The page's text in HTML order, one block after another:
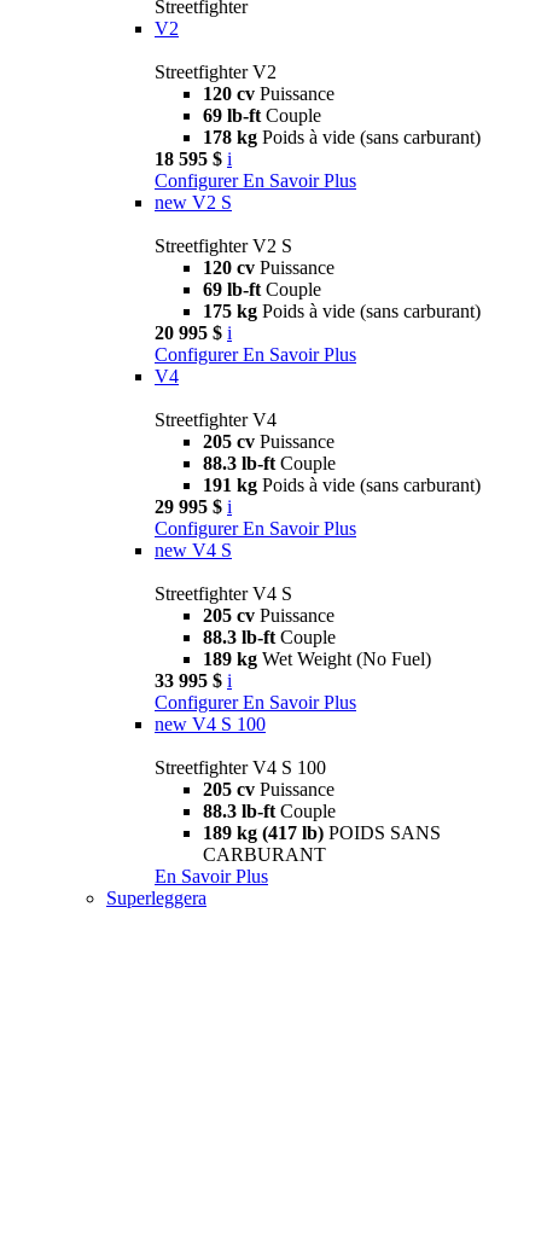
Streetfighter
V2
Streetfighter V2
120 cv Puissance
69 lb-ft Couple
178 kg Poids à vide (sans carburant)
18 595 $ i
Configurer En Savoir Plus
new V2 S
Streetfighter V2 S
120 cv Puissance
69 lb-ft Couple
175 kg Poids à vide (sans carburant)
20 995 $ i
Configurer En Savoir Plus
V4
Streetfighter V4
205 cv Puissance
88.3 lb-ft Couple
191 kg Poids à vide (sans carburant)
29 995 $ i
Configurer En Savoir Plus
new V4 S
Streetfighter V4 S
205 cv Puissance
88.3 lb-ft Couple
189 kg Wet Weight (No Fuel)
33 995 $ i
Configurer En Savoir Plus
new V4 S 100
Streetfighter V4 S 100
205 cv Puissance
88.3 lb-ft Couple
189 kg (417 lb) POIDS SANS
CARBURANT
En Savoir Plus
Superleggera